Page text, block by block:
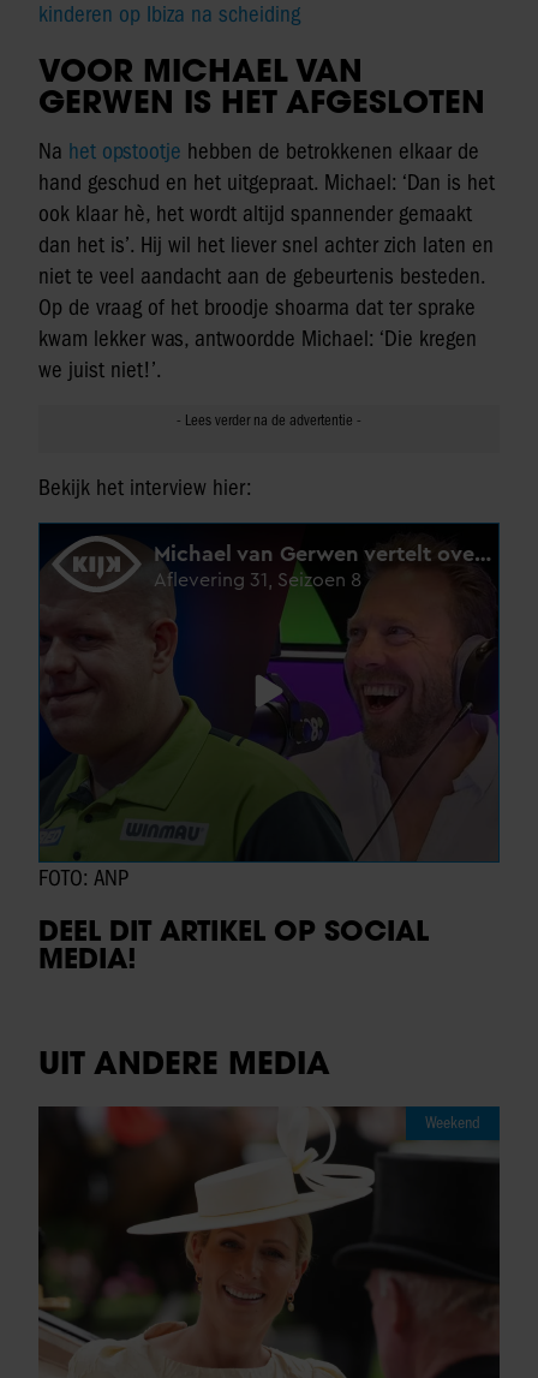
kinderen op Ibiza na scheiding
VOOR MICHAEL VAN
GERWEN IS HET AFGESLOTEN
Na het opstootje hebben de betrokkenen elkaar de
hand geschud en het uitgepraat. Michael: ‘Dan is het
ook klaar hè, het wordt altijd spannender gemaakt
dan het is’. Hij wil het liever snel achter zich laten en
niet te veel aandacht aan de gebeurtenis besteden.
Op de vraag of het broodje shoarma dat ter sprake
kwam lekker was, antwoordde Michael: ‘Die kregen
we juist niet!’.
Bekijk het interview hier:
FOTO: ANP
DEEL DIT ARTIKEL OP SOCIAL
MEDIA!
UIT ANDERE MEDIA
Weekend